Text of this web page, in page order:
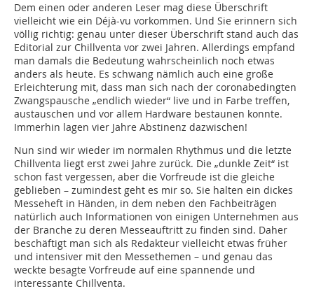
Dem einen oder anderen Leser mag diese Überschrift
vielleicht wie ein Déjà-vu vorkommen. Und Sie erinnern sich
völlig richtig: genau unter dieser Überschrift stand auch das
Editorial zur Chillventa vor zwei Jahren. Allerdings empfand
man damals die Bedeutung wahrscheinlich noch etwas
anders als heute. Es schwang nämlich auch eine große
Erleichterung mit, dass man sich nach der coronabedingten
Zwangspausche „endlich wieder“ live und in Farbe treffen,
austauschen und vor allem Hardware bestaunen konnte.
Immerhin lagen vier Jahre Abstinenz dazwischen!
Nun sind wir wieder im normalen Rhythmus und die letzte
Chillventa liegt erst zwei Jahre zurück. Die „dunkle Zeit“ ist
schon fast vergessen, aber die Vorfreude ist die gleiche
geblieben – zumindest geht es mir so. Sie halten ein dickes
Messeheft in Händen, in dem neben den Fachbeiträgen
natürlich auch Informationen von einigen Unternehmen aus
der Branche zu deren Messeauftritt zu finden sind. Daher
beschäftigt man sich als Redakteur vielleicht etwas früher
und intensiver mit den Messethemen – und genau das
weckte besagte Vorfreude auf eine spannende und
interessante Chillventa.